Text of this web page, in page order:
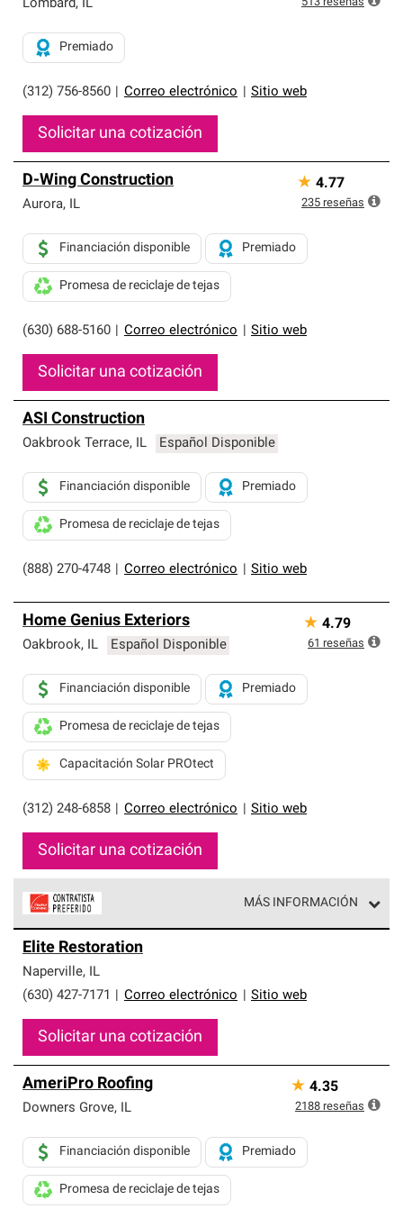
Lombard, IL
(312) 756-8560 Correo electrónico Sitio web
Premiado
Solicitar una cotización
D-Wing Construction
Aurora, IL
(630) 688-5160 Correo electrónico Sitio web
Financiación disponible Premiado
Promesa de reciclaje de tejas
Solicitar una cotización
★ 4.77
235 reseñas
ASI Construction
Oakbrook Terrace, IL Español Disponible
(888) 270-4748 Correo electrónico Sitio web
Financiación disponible Premiado
Promesa de reciclaje de tejas
Home Genius Exteriors
Oakbrook, IL Español Disponible
(312) 248-6858 Correo electrónico Sitio web
Financiación disponible Premiado
Promesa de reciclaje de tejas
Capacitación Solar PROtect
Solicitar una cotización
★ 4.79
61 reseñas
MÁS INFORMACIÓN
parte de una red exclusiva de profesionales de techos
que cumplen con altos estándares y requisitos estrictos
de profesionalismo y confiabilidad.
Elite Restoration
Naperville, IL
(630) 427-7171
Correo electrónico Sitio web
Solicitar una cotización
AmeriPro Roofing
Downers Grove, IL
Financiación disponible Premiado
Promesa de reciclaje de tejas
★ 4.35
2188 reseñas